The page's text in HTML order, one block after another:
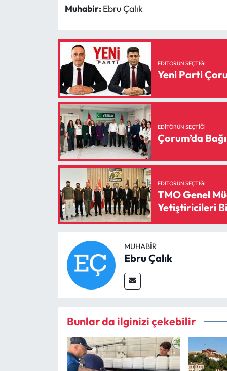
Muhabir: Ebru Çalık
EDITÖRÜN SEÇTIĞI
Yeni Parti
EDITÖRÜN SEÇTIĞI
Çorum’da
EDITÖRÜN SEÇTIĞI
TMO Genel
Yetiştiricileri
MUHABIR
Ebru Çalık
Bunlar da ilginizi çekebilir